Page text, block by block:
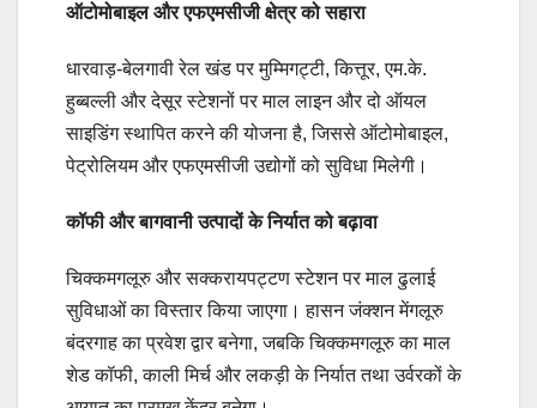
ऑटोमोबाइल और एफएमसीजी क्षेत्र को सहारा
धारवाड़-बेलगावी रेल खंड पर मुम्मिगट्टी, कित्तूर, एम.के.
हुब्बल्ली और देसूर स्टेशनों पर माल लाइन और दो ऑयल
साइडिंग स्थापित करने की योजना है, जिससे ऑटोमोबाइल,
पेट्रोलियम और एफएमसीजी उद्योगों को सुविधा मिलेगी।
कॉफी और बागवानी उत्पादों के निर्यात को बढ़ावा
चिक्कमगलूरु और सक्करायपट्टण स्टेशन पर माल ढुलाई
सुविधाओं का विस्तार किया जाएगा। हासन जंक्शन मेंगलूरु
बंदरगाह का प्रवेश द्वार बनेगा, जबकि चिक्कमगलूरु का माल
शेड कॉफी, काली मिर्च और लकड़ी के निर्यात तथा उर्वरकों के